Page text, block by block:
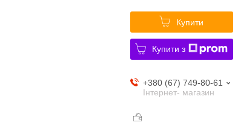
Купити
Купити з
+380 (67) 749-80-61
Інтернет- магазин